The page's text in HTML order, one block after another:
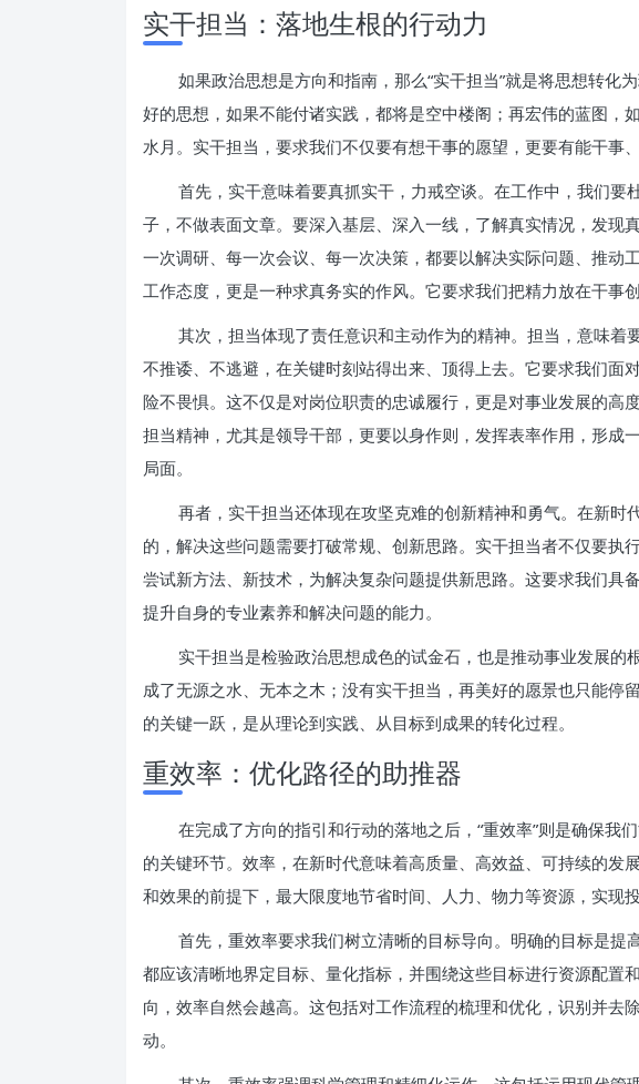
实干担当：落地生根的行动力
如果政治思想是方向和指南，那么“实干担当”就是将思想转化
好的思想，如果不能付诸实践，都将是空中楼阁；再宏伟的蓝图，
水月。实干担当，要求我们不仅要有想干事的愿望，更要有能干事
首先，实干意味着要真抓实干，力戒空谈。在工作中，我们要
子，不做表面文章。要深入基层、深入一线，了解真实情况，发现
一次调研、每一次会议、每一次决策，都要以解决实际问题、推动
工作态度，更是一种求真务实的作风。它要求我们把精力放在干事
其次，担当体现了责任意识和主动作为的精神。担当，意味着
不推诿、不逃避，在关键时刻站得出来、顶得上去。它要求我们面
险不畏惧。这不仅是对岗位职责的忠诚履行，更是对事业发展的高
担当精神，尤其是领导干部，更要以身作则，发挥表率作用，形成
局面。
再者，实干担当还体现在攻坚克难的创新精神和勇气。在新时
的，解决这些问题需要打破常规、创新思路。实干担当者不仅要执
尝试新方法、新技术，为解决复杂问题提供新思路。这要求我们具
提升自身的专业素养和解决问题的能力。
实干担当是检验政治思想成色的试金石，也是推动事业发展的
成了无源之水、无本之木；没有实干担当，再美好的愿景也只能停
的关键一跃，是从理论到实践、从目标到成果的转化过程。
重效率：优化路径的助推器
在完成了方向的指引和行动的落地之后，“重效率”则是确保我
的关键环节。效率，在新时代意味着高质量、高效益、可持续的发
和效果的前提下，最大限度地节省时间、人力、物力等资源，实现
首先，重效率要求我们树立清晰的目标导向。明确的目标是提
都应该清晰地界定目标、量化指标，并围绕这些目标进行资源配置
向，效率自然会越高。这包括对工作流程的梳理和优化，识别并去
动。